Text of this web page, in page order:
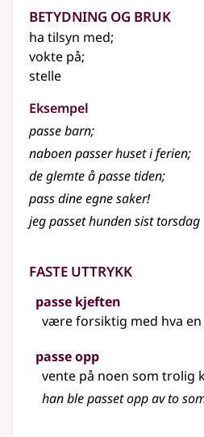
Betydning og bruk
ha tilsyn med;
vokte på;
stelle
Eksempel
passebarn;
naboen passer huset i ferien;
de glemte å passe tiden;
pass dine egne saker!
jeg passet hunden sist torsdag
Faste uttrykk
passe kjeften
være forsiktig med hva en
passe opp
vente på noen som trolig
han ble passet opp av to